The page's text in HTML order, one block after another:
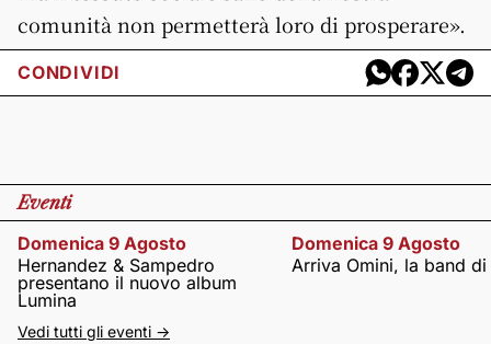
comunità non permetterà loro di prosperare».
CONDIVIDI
Eventi
Domenica 9 Agosto
Hernandez & Sampedro
presentano il nuovo album
Lumina
Domenica 9 Agosto
Arriva Omini, la band
Vedi tutti gli eventi ->